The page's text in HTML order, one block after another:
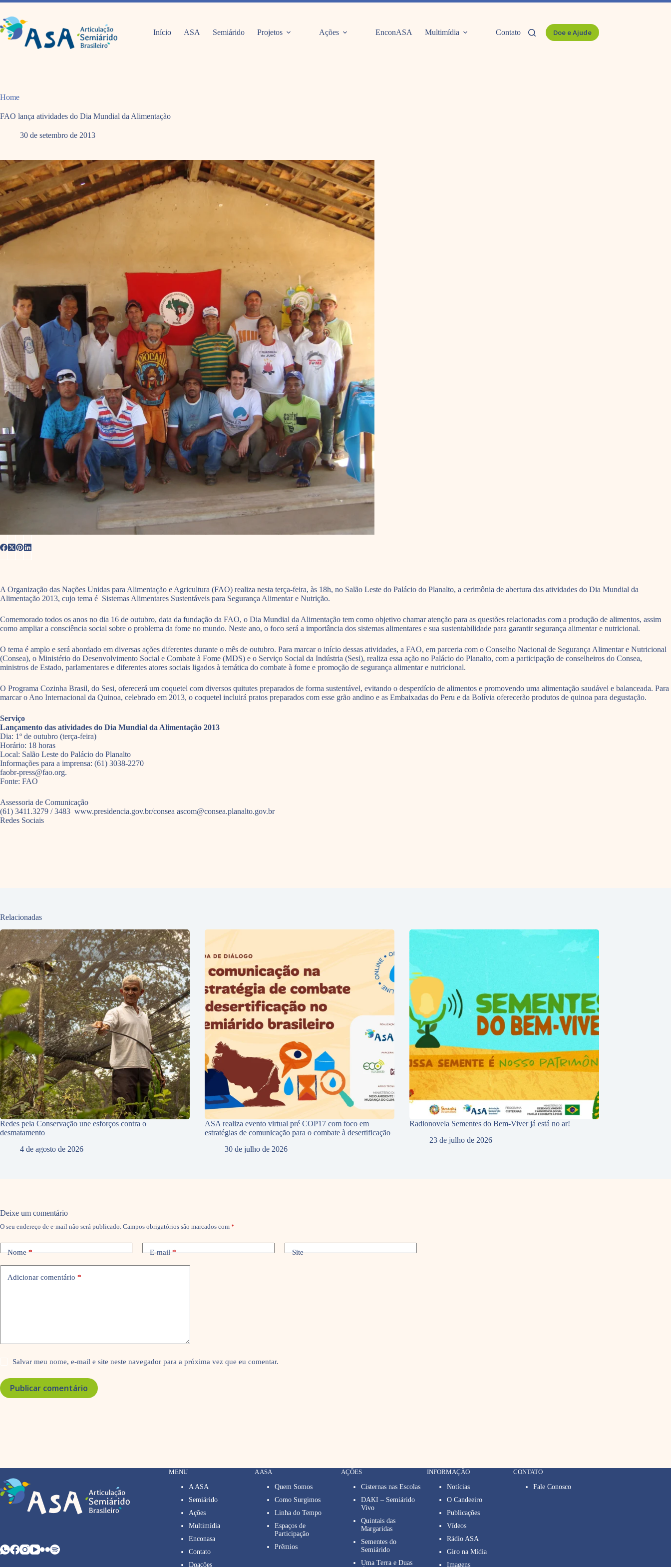
Pular
o
conteúdo
Início ASA Semiárido Projetos Ações EnconASA Multimídia Contato Doe e Ajude
Home
FAO lança atividades do Dia Mundial da Alimentação
30 de setembro de 2013
A Organização das Nações Unidas para Alimentação e Agricultura (FAO) realiza nesta terça-feira, às 18h, no Salão Leste do Palácio do Planalto, a cerimônia de abertura das atividades do Dia Mundial da
Alimentação 2013, cujo tema é Sistemas Alimentares Sustentáveis para Segurança Alimentar e Nutrição.
Comemorado todos os anos no dia 16 de outubro, data da fundação da FAO, o Dia Mundial da Alimentação tem como objetivo chamar atenção para as questões relacionadas com a produção de alimentos, assim
como ampliar a consciência social sobre o problema da fome no mundo. Neste ano, o foco será a importância dos sistemas alimentares e sua sustentabilidade para garantir segurança alimentar e nutricional.
O tema é amplo e será abordado em diversas ações diferentes durante o mês de outubro. Para marcar o início dessas atividades, a FAO, em parceria com o Conselho Nacional de Segurança Alimentar e Nutricional
(Consea), o Ministério do Desenvolvimento Social e Combate à Fome (MDS) e o Serviço Social da Indústria (Sesi), realiza essa ação no Palácio do Planalto, com a participação de conselheiros do Consea,
ministros de Estado, parlamentares e diferentes atores sociais ligados à temática do combate à fome e promoção de segurança alimentar e nutricional.
O Programa Cozinha Brasil, do Sesi, oferecerá um coquetel com diversos quitutes preparados de forma sustentável, evitando o desperdício de alimentos e promovendo uma alimentação saudável e balanceada. Para
marcar o Ano Internacional da Quinoa, celebrado em 2013, o coquetel incluirá pratos preparados com esse grão andino e as Embaixadas do Peru e da Bolívia oferecerão produtos de quinoa para degustação.
Serviço
Lançamento das atividades do Dia Mundial da Alimentação 2013
Dia: 1º de outubro (terça-feira)
Horário: 18 horas
Local: Salão Leste do Palácio do Planalto
Informações para a imprensa: (61) 3038-2270
faobr-press@fao.org.
Fonte: FAO
Assessoria de Comunicação
(61) 3411.3279 / 3483 www.presidencia.gov.br/consea ascom@consea.planalto.gov.br
Redes Sociais
Relacionadas
Redes pela Conservação une esforços contra o
desmatamento
4 de agosto de 2026
ASA realiza evento virtual pré COP17 com foco em
estratégias de comunicação para o combate à desertificação
30 de julho de 2026
Radionovela Sementes do Bem-Viver já está no ar!
23 de julho de 2026
Deixe um comentário
O seu endereço de e-mail não será publicado. Campos obrigatórios são marcados com *
Nome* E-mail* Site
Adicionar comentário *
Salvar meu nome, e-mail e site neste navegador para a próxima vez que eu comentar.
Publicar comentário
MENU
A ASA
Semiárido
Ações
Multimídia
Enconasa
Contato
Doações
A ASA
Quem Somos
Como Surgimos
Linha do Tempo
Espaços de
Participação
Prêmios
AÇÕES
Cisternas nas Escolas
DAKI – Semiárido
Vivo
Quintais das
Margaridas
Sementes do
Semiárido
Uma Terra e Duas
INFORMAÇÃO
Notícias
O Candeeiro
Publicações
Vídeos
Rádio ASA
Giro na Mídia
Imagens
CONTATO
Fale Conosco